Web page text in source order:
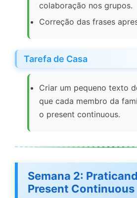
colaboração nos grupos.
Correção das frases
Tarefa de Casa
Criar um pequeno texto
que cada membro da
o present continuous.
Semana 2:
Present Continuous